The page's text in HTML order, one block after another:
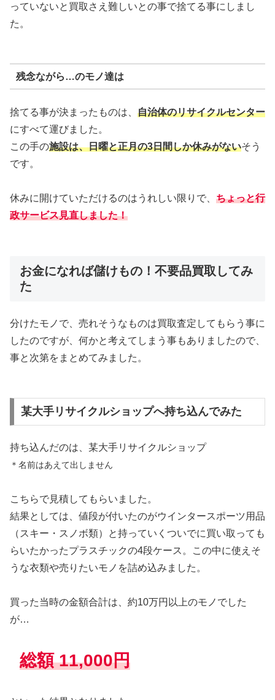
っていないと買取さえ難しいとの事で捨てる事にしまし
た。
残念ながら…のモノ達は
捨てる事が決まったものは、 自治体のリサイクルセンター
にすべて運びました。
この手の施設は、日曜と正月の3日間しか休みがないそう
です。
休みに開けていただけるのはうれしい限りで、 ちょっと行
政サービス見直しました！
お金になれば儲けもの！不要品買取してみ
た
分けたモノで、売れそうなものは買取査定してもらう事に
したのですが、何かと考えてしまう事もありましたので、
事と次第をまとめてみました。
某大手リサイクルショップへ持ち込んでみた
持ち込んだのは、某大手リサイクルショップ
＊名前はあえて出しません
こちらで見積してもらいました。
結果としては、値段が付いたのがウインタースポーツ用品
（スキー・スノボ類）と持っていくついでに買い取っても
らいたかったプラスチックの4段ケース。この中に使えそ
うな衣類や売りたいモノを詰め込みました。
買った当時の金額合計は、約10万円以上のモノでした
が…
総額 11,000円